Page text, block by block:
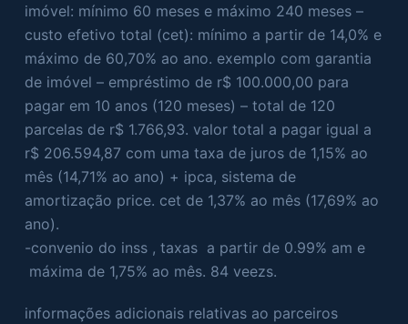
imóvel: mínimo 60 meses e máximo 240 meses –
custo efetivo total (cet): mínimo a partir de 14,0% e
máximo de 60,70% ao ano. exemplo com garantia
de imóvel – empréstimo de r$ 100.000,00 para
pagar em 10 anos (120 meses) – total de 120
parcelas de r$ 1.766,93. valor total a pagar igual a
r$ 206.594,87 com uma taxa de juros de 1,15% ao
mês (14,71% ao ano) + ipca, sistema de
amortização price. cet de 1,37% ao mês (17,69% ao
ano).
-convenio do inss , taxas a partir de 0.99% am e
máxima de 1,75% ao mês. 84 veezs.
informações adicionais relativas ao parceiros